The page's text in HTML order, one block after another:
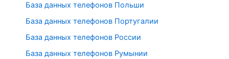
База данных телефонов Польши
База данных телефонов Португалии
База данных телефонов России
База данных телефонов Румынии